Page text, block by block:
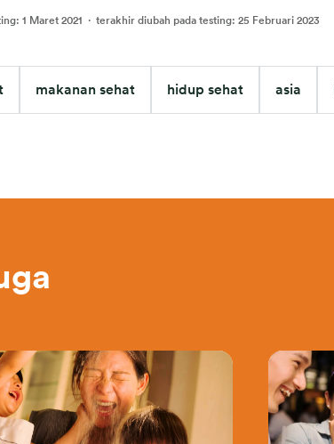
: 1 Maret 2021 · terakhir diubah pada testing: 25 Februari 2023
makanan sehat hidup sehat asia